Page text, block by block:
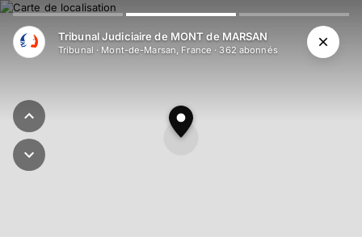
Tribunal Judiciaire de MONT de MARSAN
Tribunal · Mont-de-Marsan, France ·362 abonnés